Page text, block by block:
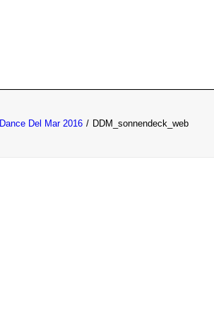
Dance Del Mar 2016 DDM_sonnendeck_web